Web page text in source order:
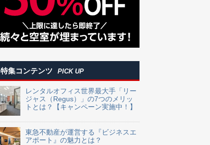
特集コンテンツ PICK UP
レンタルオフィス世界最大手「リー
ジャス（Regus）」の7つのメリッ
トとは？【キャンペーン実施中！】
東急不動産が運営する『ビジネスエ
アポート』の魅力とは？